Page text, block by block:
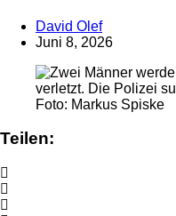
David Olef
Juni 8, 2026
Foto: Markus Spiske
Teilen: